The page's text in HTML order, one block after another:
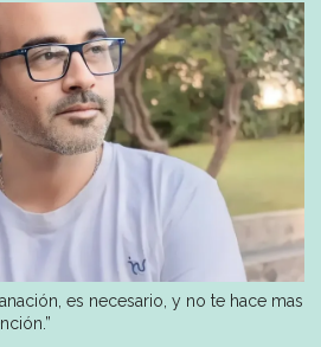
es necesario, y no te hace mas